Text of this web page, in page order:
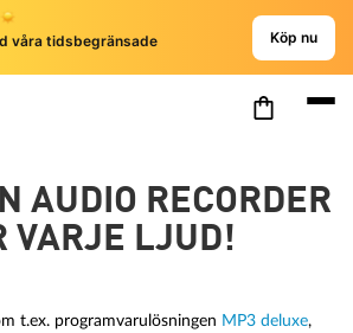
våra tidsbegränsade
Köp nu
AUDIO RECORDER
VARJE LJUD!
t.ex. programvarulösningen MP3 deluxe,